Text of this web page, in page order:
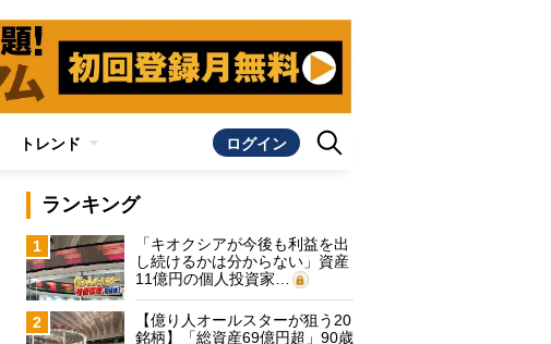
トレンド ログイン
ランキング
1
「キオクシアが今後も利益を出
し続けるかは分からない」資産
11億円の個人投資家…
2
【億り人オールスターが狙う20
銘柄】「総資産69億円超」90歳